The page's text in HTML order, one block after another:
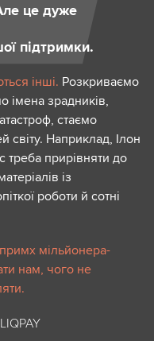
це дуже
підтримки.
інші. Розкриваємо
імена зрадників,
стаємо
Наприклад, Ілон
треба прирівняти до
із
роботи й сотні
мільйонера-
нам, чого не